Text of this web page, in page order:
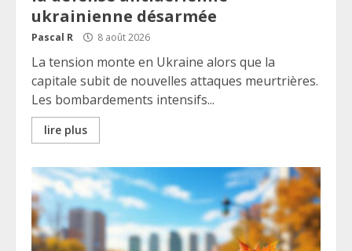
ukrainienne désarmée
Pascal R 8 août 2026
La tension monte en Ukraine alors que la
capitale subit de nouvelles attaques meurtrières.
Les bombardements intensifs...
lire plus